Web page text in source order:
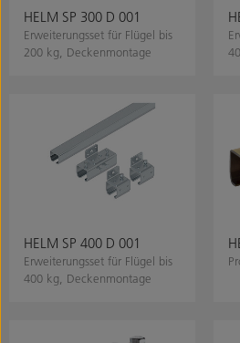
HELM SP 300 D 001
Erweiterungsset für Flügel bis
200 kg, Deckenmontage
HELM SP 400 D 001
Erweiterungsset für Flügel bis
400 kg, Deckenmontage